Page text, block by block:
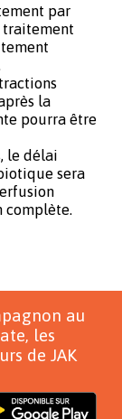
par
traitement
la
pourra être
le délai
sera
complète.
au
les
de JAK